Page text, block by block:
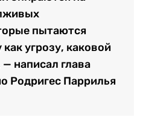
пытаются
угрозу, каковой
написал глава
Родригес Паррилья